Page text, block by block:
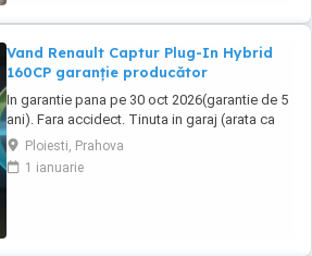
Vand Renault Captur Plug-In Hybrid
160CP garanție producător
In garantie pana pe 30 oct 2026(garantie de 5
ani). Fara accidect. Tinuta in garaj (arata ca
noua, nu are zgarieturi). Folosita doar la
naveta(30km zilnic). Nu are urme de uzura,
placutele si discurile nu sunt deloc uzate
Ploiesti, Prahova
1 ianuarie